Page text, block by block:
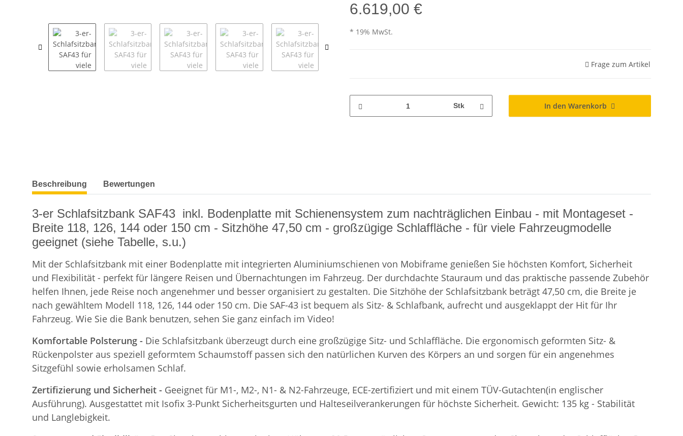
6.619,00 €
* 19% MwSt.
Frage zum Artikel
Stk In den Warenkorb
weitere Registerkarten anzeigen
Beschreibung Bewertungen
3-er Schlafsitzbank SAF43 inkl. Bodenplatte mit Schienensystem zum nachträglichen Einbau - mit Montageset -
Breite 118, 126, 144 oder 150 cm - Sitzhöhe 47,50 cm - großzügige Schlaffläche - für viele Fahrzeugmodelle
geeignet (siehe Tabelle, s.u.)
Mit der Schlafsitzbank mit einer Bodenplatte mit integrierten Aluminiumschienen von Mobiframe genießen Sie höchsten Komfort, Sicherheit
und Flexibilität - perfekt für längere Reisen und Übernachtungen im Fahrzeug. Der durchdachte Stauraum und das praktische passende Zubehör
helfen Ihnen, jede Reise noch angenehmer und besser organisiert zu gestalten. Die Sitzhöhe der Schlafsitzbank beträgt 47,50 cm, die Breite je
nach gewähltem Modell 118, 126, 144 oder 150 cm. Die SAF-43 ist bequem als Sitz- & Schlafbank, aufrecht und ausgeklappt der Hit für Ihr
Fahrzeug. Wie Sie die Bank benutzen, sehen Sie ganz einfach im Video!
Komfortable Polsterung - Die Schlafsitzbank überzeugt durch eine großzügige Sitz- und Schlaffläche. Die ergonomisch geformten Sitz- &
Rückenpolster aus speziell geformtem Schaumstoff passen sich den natürlichen Kurven des Körpers an und sorgen für ein angenehmes
Sitzgefühl sowie erholsamen Schlaf.
Zertifizierung und Sicherheit - Geeignet für M1-, M2-, N1- & N2-Fahrzeuge, ECE-zertifiziert und mit einem TÜV-Gutachten(in englischer
Ausführung). Ausgestattet mit Isofix 3-Punkt Sicherheitsgurten und Halteseilverankerungen für höchste Sicherheit. Gewicht: 135 kg - Stabilität
und Langlebigkeit.